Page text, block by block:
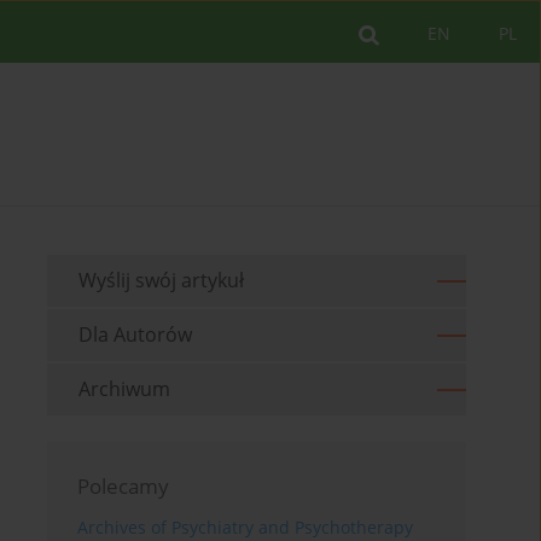
PL
EN
Wyślij swój artykuł
Dla Autorów
Archiwum
Polecamy
Archives of Psychiatry and Psychotherapy